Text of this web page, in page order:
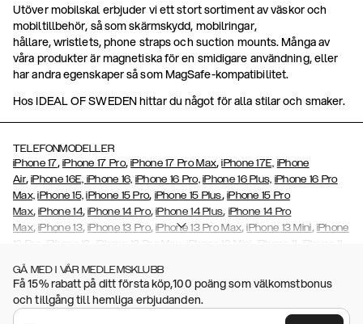
Utöver mobilskal erbjuder vi ett stort sortiment av väskor och
mobiltillbehör, så som skärmskydd, mobilringar,
hållare, wristlets, phone straps och suction mounts. Många av
våra produkter är magnetiska för en smidigare användning, eller
har andra egenskaper så som MagSafe-kompatibilitet.
Hos IDEAL OF SWEDEN hittar du något för alla stilar och smaker.
TELEFONMODELLER
iPhone 17, iPhone 17 Pro,iPhone 17 Pro Max,iPhone 17E, iPhone
Air,iPhone 16E, iPhone 16, iPhone 16 Pro, iPhone 16 Plus, iPhone 16 Pro
Max, iPhone 15, iPhone 15 Pro, iPhone 15 Plus, iPhone 15 Pro
Max,iPhone 14,iPhone 14 Pro,iPhone 14 Plus, iPhone 14 Pro
Max,iPhone 13,iPhone 13 Pro,iPhone 13 Pro Max,iPhone 13 Mini, iPhone
12 Pro
iPhone 12 iPhone 12 Pro Max iPhone 12 Mini iPhone 11
iPhone 11
iPhone SE (2020/2022),iPhone 8
, iPhone 6/6s , iPhone 6/6s Plus, iPhone 5/5s/SE ,
Galaxy S26+,Galaxy S26 Ultra, Galaxy S25, Galaxy S25+,Galaxy S25
GÅ MED I VÅR MEDLEMSKLUBB
Få 15% rabatt på ditt första köp,100 poäng som välkomstbonus
och tillgång till hemliga erbjudanden.